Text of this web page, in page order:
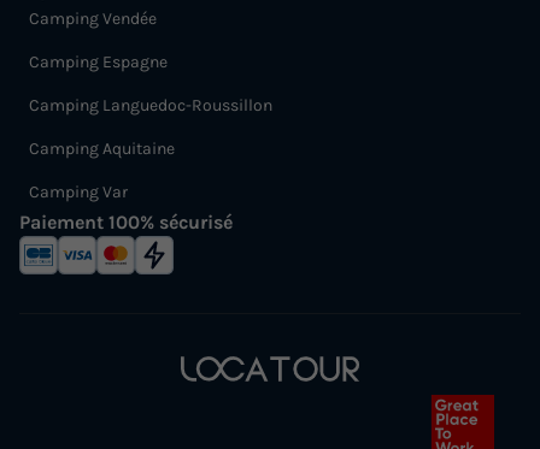
Camping Vendée
Camping Espagne
Camping Languedoc-Roussillon
Camping Aquitaine
Camping Var
Paiement 100% sécurisé